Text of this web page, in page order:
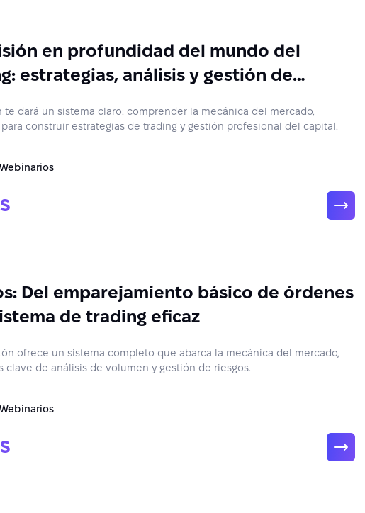
en profundidad del mundo del
estrategias, análisis y gestión de
te dará un sistema claro: comprender la mecánica del mercado,
construir estrategias de trading y gestión profesional del capital.
Webinarios
Del emparejamiento básico de órdenes
de trading eficaz
ofrece un sistema completo que abarca la mecánica del mercado,
clave de análisis de volumen y gestión de riesgos.
Webinarios